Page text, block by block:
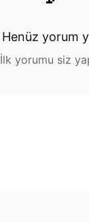
Henüz yorum
İlk yorumu siz